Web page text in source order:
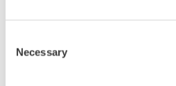
Selection
Necessary